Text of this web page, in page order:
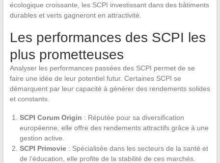
écologique croissante, les SCPI investissant dans des bâtiments
durables et verts gagneront en attractivité.
Les performances des SCPI les
plus prometteuses
Analyser les performances passées des SCPI permet de se
faire une idée de leur potentiel futur. Certaines SCPI se
démarquent par leur capacité à générer des rendements solides
et constants.
SCPI Corum Origin : Réputée pour sa diversification
européenne, elle offre des rendements attractifs grâce à une
gestion active.
SCPI Primovie: Spécialisée dans les secteurs de la santé et
de l’éducation, elle profite de la stabilité de ces marchés.